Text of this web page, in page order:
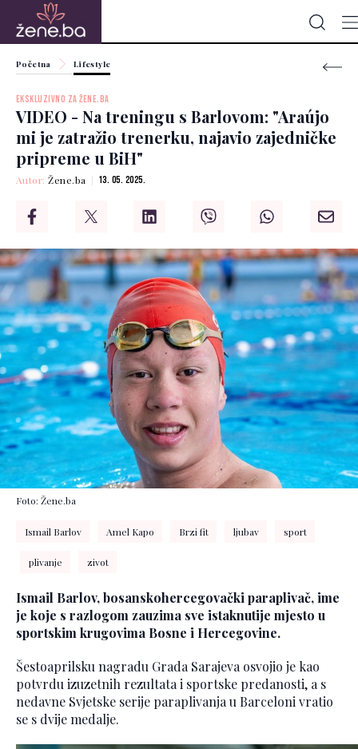
Početna Lifestyle
EKSKLUZIVNO ZA ŽENE.BA
VIDEO - Na treningu s Barlovom: "Araújo
mi je zatražio trenerku, najavio zajedničke
pripreme u BiH"
Autor:Žene.ba 13. 05. 2025.
Foto: Žene.ba
Ismail Barlov Amel Kapo Brzi fit ljubav sport
plivanje zivot
Ismail Barlov, bosanskohercegovački paraplivač, ime
je koje s razlogom zauzima sve istaknutije mjesto u
sportskim krugovima Bosne i Hercegovine.
Šestoaprilsku nagradu Grada Sarajeva osvojio je kao
potvrdu izuzetnih rezultata i sportske predanosti, a s
nedavne Svjetske serije paraplivanja u Barceloni vratio
se s dvije medalje.